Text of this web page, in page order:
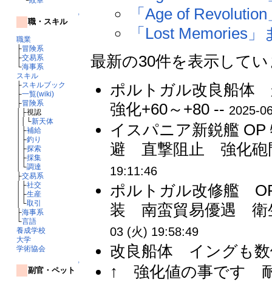
↑
職・スキル
職業
├冒険系
├交易系
└海事系
スキル
├スキルブック
├一覧(wiki)
├冒険系
│├視認
││└新天体
│├補給
│├釣り
│├探索
│├採集
│└調達
├交易系
│├社交
│├生産
│└取引
├海事系
└言語
養成学校
大学
学術協会
↑
副官・ペット
「Age of
「Lost Memories」
最新の30件を表示して
ポルトガル改良船
強化+60～+80 -- 2025-
イスパニア新鋭艦
避 直撃阻止 強化
19:11:46
ポルトガル改修艦
装 南蛮貿易優遇
03 (火) 19:58:49
改良船体 イングも
↑ 強化値の事です